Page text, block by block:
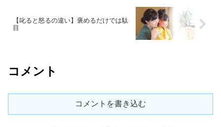
【叱ると怒るの違い】褒めるだけでは駄
目
コメント
コメントを書き込む